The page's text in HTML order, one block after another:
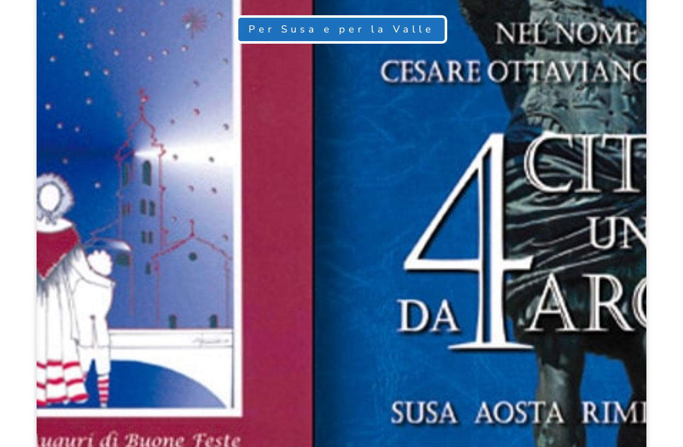
Per Susa e per la Valle